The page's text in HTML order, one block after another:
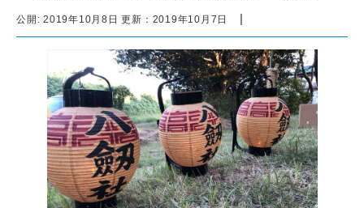
公開: 2019年10月8日 更新： 2019年10月7日 |